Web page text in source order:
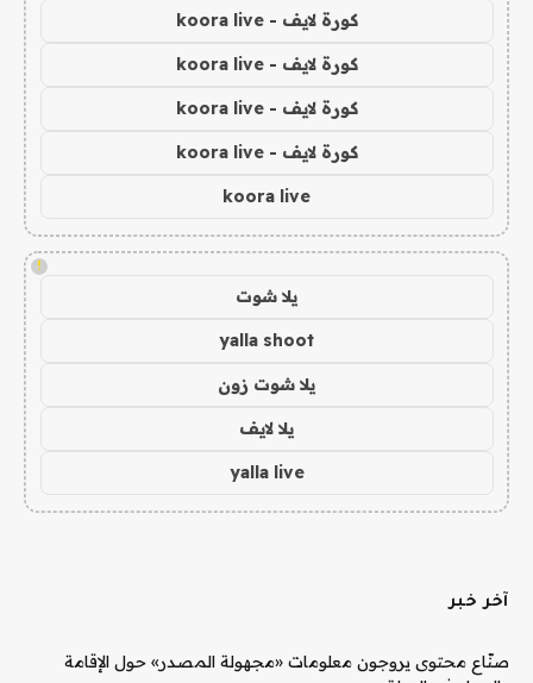
كورة لايف - koora live
كورة لايف - koora live
كورة لايف - koora live
كورة لايف - koora live
koora live
!
يلا شوت
yalla shoot
يلا شوت زون
يلا لايف
yalla live
آخر خبر
صنّاع محتوى يروجون معلومات «مجهولة المصدر» حول الإقامة